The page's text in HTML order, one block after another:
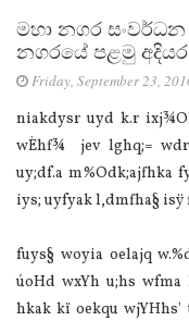
මහා නගර
නගරයේ පළමු
Friday, September 23,
niakdysr uyd k.r
wÈhf¾ jev lghq;=
uy;df.a m%Odk;ajfhka
iys; uyfyak l,dmfha§ isÿ
fuys§ woyia oelajq
úoHd wxYh u;hs
hkak kï oekqu